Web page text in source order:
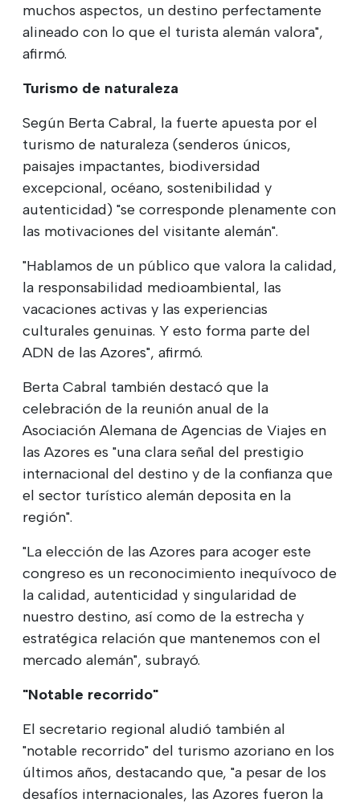
muchos aspectos, un destino perfectamente
alineado con lo que el turista alemán valora",
afirmó.
Turismo de naturaleza
Según Berta Cabral, la fuerte apuesta por el
turismo de naturaleza (senderos únicos,
paisajes impactantes, biodiversidad
excepcional, océano, sostenibilidad y
autenticidad) "se corresponde plenamente con
las motivaciones del visitante alemán".
"Hablamos de un público que valora la calidad,
la responsabilidad medioambiental, las
vacaciones activas y las experiencias
culturales genuinas. Y esto forma parte del
ADN de las Azores", afirmó.
Berta Cabral también destacó que la
celebración de la reunión anual de la
Asociación Alemana de Agencias de Viajes en
las Azores es "una clara señal del prestigio
internacional del destino y de la confianza que
el sector turístico alemán deposita en la
región".
"La elección de las Azores para acoger este
congreso es un reconocimiento inequívoco de
la calidad, autenticidad y singularidad de
nuestro destino, así como de la estrecha y
estratégica relación que mantenemos con el
mercado alemán", subrayó.
"Notable recorrido"
El secretario regional aludió también al
"notable recorrido" del turismo azoriano en los
últimos años, destacando que, "a pesar de los
desafíos internacionales, las Azores fueron la